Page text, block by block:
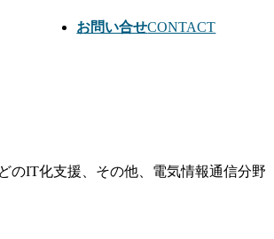
お問い合せCONTACT
のIT化支援、その他、電気情報通信分野